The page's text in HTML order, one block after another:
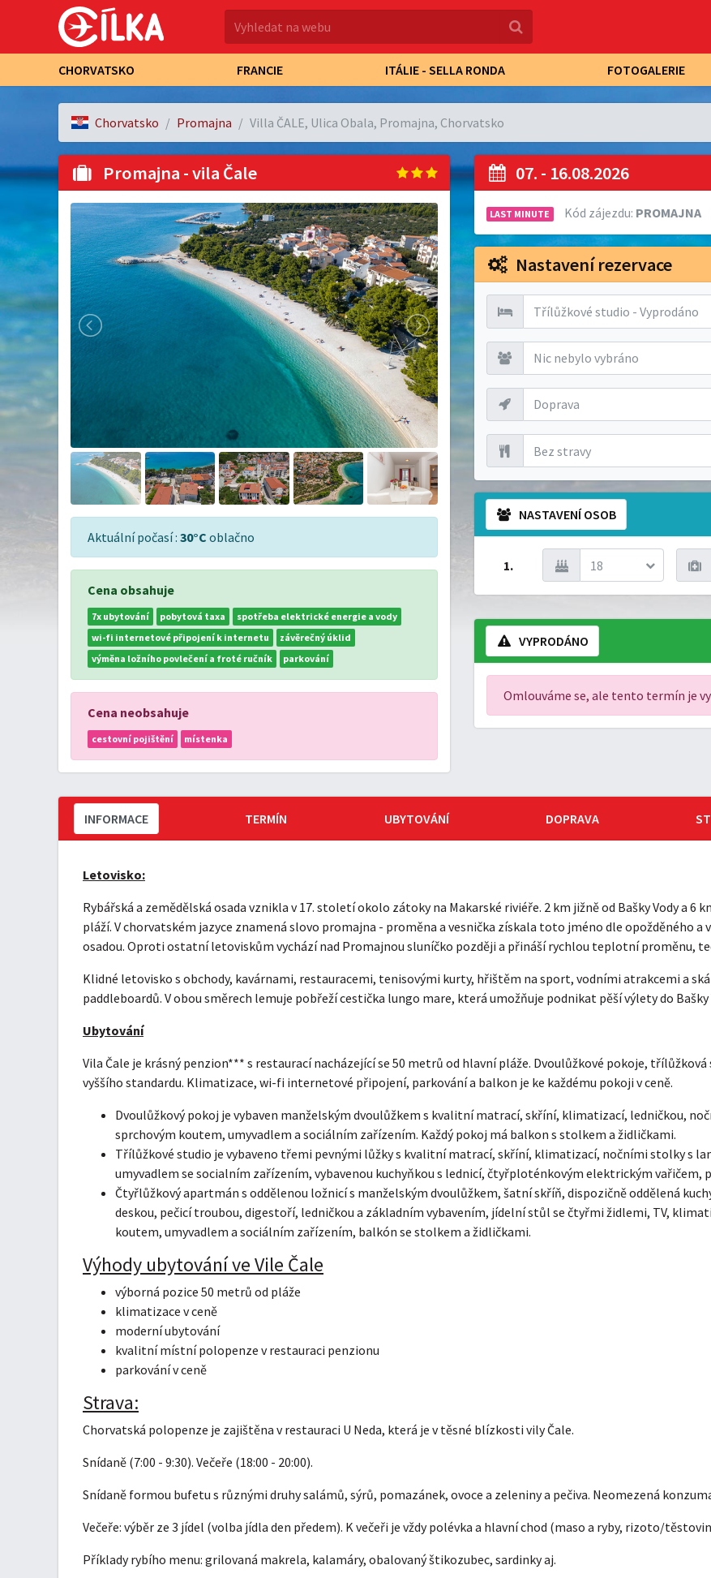
CHORVATSKO FRANCIE ITÁLIE - SELLA RONDA FOTOGALERIE
Chorvatsko Promajna Villa ČALE, Ulica Obala, Promajna, Chorvatsko
Promajna - vila Čale
Aktuální počasí : 30°C oblačno
Cena obsahuje
7x ubytování pobytová taxa
spotřeba elektrické energie a vody
wi-fi internetové připojení k internetu
závěrečný úklid
výměna ložního povlečení a froté ručník
parkování
Cena neobsahuje
cestovní pojištění místenka
07. - 16.08.2026
LAST MINUTE Kód zájezdu: PROMAJNA
Nastavení rezervace
Třílůžkové studio - Vyprodáno
Nic nebylo vybráno
Doprava
Bez stravy
NASTAVENÍ OSOB
1. 18
VYPRODÁNO
Omlouváme se, ale tento termín je
INFORMACE TERMÍN UBYTOVÁNÍ DOPRAVA
Letovisko:
Rybářská a zemědělská osada vznikla v 17. století okolo zátoky na Makarské riviéře. 2 km jižně od Bašky Vody a 6
pláží. V chorvatském jazyce znamená slovo promajna - proměna a vesnička získala toto jméno dle opožděného a
osadou. Oproti ostatní letoviskům vychází nad Promajnou sluníčko později a přináší rychlou teplotní proměnu,
Klidné letovisko s obchody, kavárnami, restauracemi, tenisovými kurty, hřištěm na sport, vodními atrakcemi a
paddleboardů. V obou směrech lemuje pobřeží cestička lungo mare, která umožňuje podnikat pěší výlety do Bašky
Ubytování
Vila Čale je krásný penzion*** s restaurací nacházející se 50 metrů od hlavní pláže. Dvoulůžkové pokoje,
vyššího standardu. Klimatizace, wi-fi internetové připojení, parkování a balkon je ke každému pokoji v ceně.
Dvoulůžkový pokoj je vybaven manželským dvoulůžkem s kvalitní matrací, skříní, klimatizací, ledničkou,
sprchovým koutem, umyvadlem a sociálním zařízením. Každý pokoj má balkon s stolkem a židličkami.
Třílůžkové studio je vybaveno třemi pevnými lůžky s kvalitní matrací, skříní, klimatizací, nočními stolky s
umyvadlem se socialním zařízením, vybavenou kuchyňkou s lednicí, čtyřploténkovým elektrickým vařičem,
Čtyřlůžkový apartmán s oddělenou ložnicí s manželským dvoulůžkem, šatní skříň, dispozičně oddělená
deskou, pečicí troubou, digestoří, ledničkou a základním vybavením, jídelní stůl se čtyřmi židlemi, TV,
koutem, umyvadlem a sociálním zařízením, balkón se stolkem a židličkami.
Výhody ubytování ve Vile Čale
výborná pozice 50 metrů od pláže
klimatizace v ceně
moderní ubytování
kvalitní místní polopenze v restauraci penzionu
parkování v ceně
Strava:
Chorvatská polopenze je zajištěna v restauraci U Neda, která je v těsné blízkosti vily Čale.
Snídaně (7:00 - 9:30). Večeře (18:00 - 20:00).
Snídaně formou bufetu s různými druhy salámů, sýrů, pomazánek, ovoce a zeleniny a pečiva. Neomezená
Večeře: výběr ze 3 jídel (volba jídla den předem). K večeři je vždy polévka a hlavní chod (maso a ryby, rizoto/
Příklady rybího menu: grilovaná makrela, kalamáry, obalovaný štikozubec, sardinky aj.